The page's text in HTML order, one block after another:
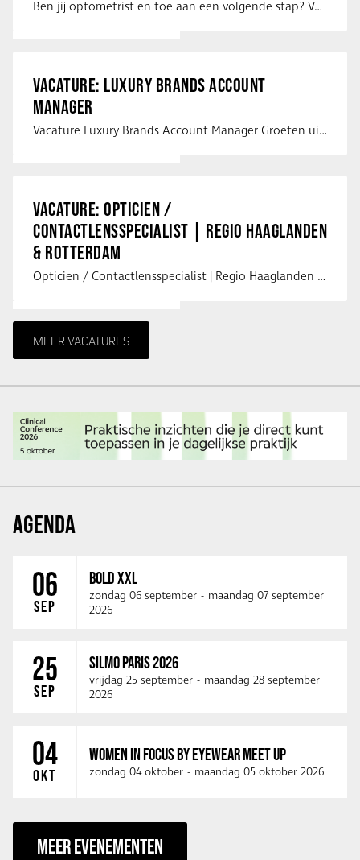
Ben jij optometrist en toe aan een volgende stap? Voor een optiekketen is Eye …
VACATURE: LUXURY BRANDS ACCOUNT
MANAGER
Vacature Luxury Brands Account Manager Groeten uit Spanje! Vanaf mijn …
VACATURE: OPTICIEN /
CONTACTLENSSPECIALIST | REGIO HAAGLANDEN
& ROTTERDAM
Opticien / Contactlensspecialist | Regio Haaglanden & Rotterdam Saludos uit …
MEER VACATURES
AGENDA
06
SEP
BOLD XXL
zondag 06 september - maandag 07 september
2026
25
SEP
SILMO PARIS 2026
vrijdag 25 september - maandag 28 september
2026
04
OKT
WOMEN IN FOCUS BY EYEWEAR MEET UP
zondag 04 oktober - maandag 05 oktober 2026
MEER EVENEMENTEN